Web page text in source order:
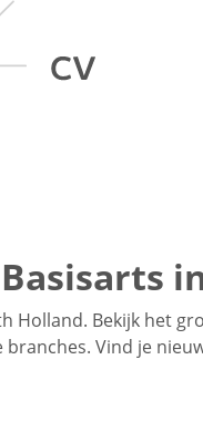
Holland. Bekijk het
Vind je